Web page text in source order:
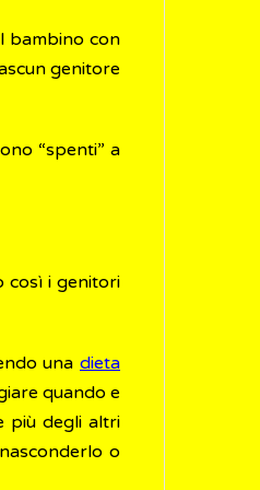
bambino con
genitore
“spenti” a
così i genitori
una dieta
quando e
più degli altri
o